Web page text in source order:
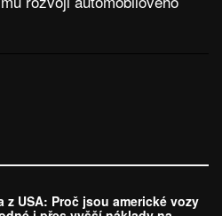
z USA: Proč jsou americké vozy